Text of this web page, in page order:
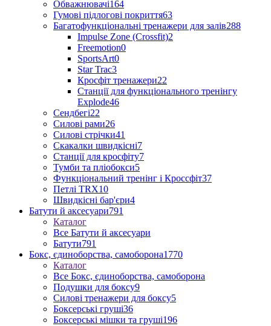
Обважнювачі164
Гумові підлогові покриття63
Багатофункціональні тренажери для залів288
Impulse Zone (Crossfit)2
Freemotion0
SportsArt0
Star Trac3
Кросфіт тренажери22
Станції для функціонального тренінгу
Explode46
Сендбегі22
Силові рами26
Силові стрічки41
Скакалки швидкісні7
Станції для кросфіту7
Тумби та пліобокси5
Функціональний тренінг і Кроссфіт37
Петлі TRX10
Швидкісні бар'єри4
Батути й аксесуари791
Каталог
Все Батути й аксесуари
Батути791
Бокс, єдиноборства, самоборона1770
Каталог
Все Бокс, єдиноборства, самоборона
Подушки для боксу9
Силові тренажери для боксу5
Боксерські груші36
Боксерські мішки та груші196